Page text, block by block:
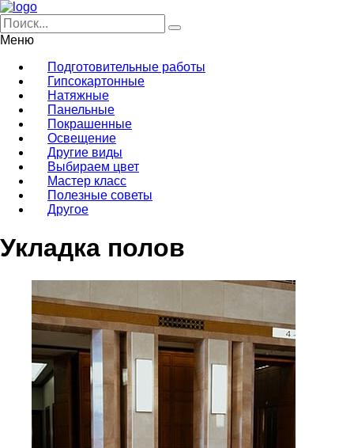
Меню
Подготовительные работы
Гипсокартонные
Натяжные
Панельные
Покрашенные
Освещение
Другие виды
Выбираем цвет
Мастер класс
Полезные советы
Другое
Укладка полов